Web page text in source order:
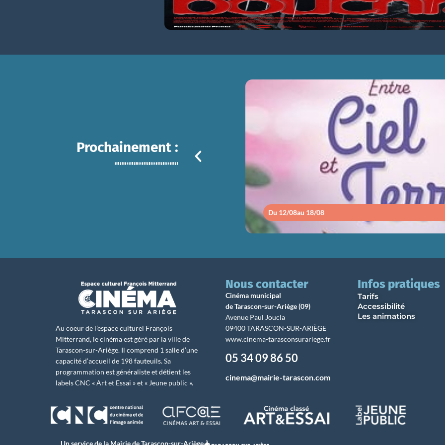
Prochainement :
Du 12/08au 18/08
ENTRE CIEL ET
Au coeur de l’espace culturel François
Mitterrand, le cinéma est géré par la ville de
Tarascon-sur-Ariège. Il comprend 1 salle d’une
capacité d’accueil de 198 fauteuils. Sa
programmation est généraliste et détient les
labels CNC « Art et Essai » et « Jeune public ».
Nous contacter
Cinéma municipal
de Tarascon-sur-Ariège (09)
Avenue Paul Joucla
09400 TARASCON-SUR-ARIÈGE
www.cinema-tarasconsurariege.fr
05 34 09 86 50
cinema@mairie-tarascon.com
Infos pratiques
Tarifs
Accessibilité
Les animations
Un service de la Mairie de Tarascon-sur-Ariège